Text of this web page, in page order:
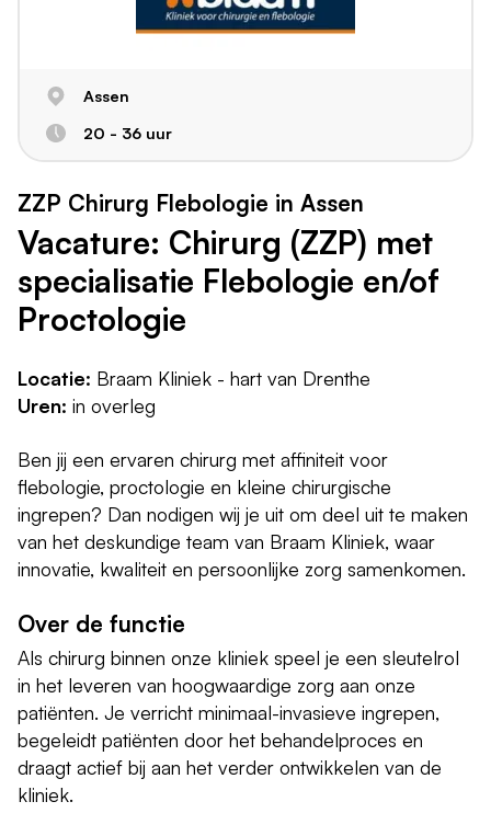
Assen
20 - 36 uur
ZZP Chirurg Flebologie in Assen
Vacature: Chirurg (ZZP) met
specialisatie Flebologie en/of
Proctologie
Locatie: Braam Kliniek - hart van Drenthe
Uren: in overleg
Ben jij een ervaren chirurg met affiniteit voor
flebologie, proctologie en kleine chirurgische
ingrepen? Dan nodigen wij je uit om deel uit te maken
van het deskundige team van Braam Kliniek, waar
innovatie, kwaliteit en persoonlijke zorg samenkomen.
Over de functie
Als chirurg binnen onze kliniek speel je een sleutelrol
in het leveren van hoogwaardige zorg aan onze
patiënten. Je verricht minimaal-invasieve ingrepen,
begeleidt patiënten door het behandelproces en
draagt actief bij aan het verder ontwikkelen van de
kliniek.